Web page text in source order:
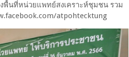
พื้นที่หน่วยแพทย์สงเคราะห์ชุมชน รวม
atpohtecktung